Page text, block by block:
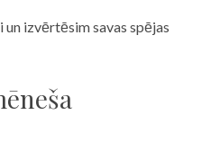
izvērtēsim savas spējas